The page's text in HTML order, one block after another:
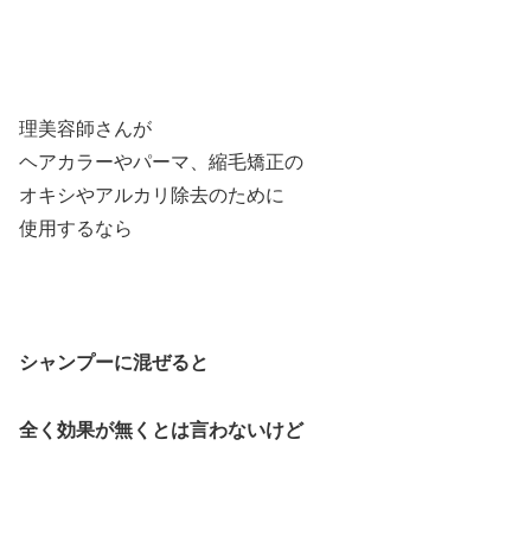
理美容師さんが
ヘアカラーやパーマ、縮毛矯正の
オキシやアルカリ除去のために
使用するなら
シャンプーに混ぜると
全く効果が無くとは言わないけど